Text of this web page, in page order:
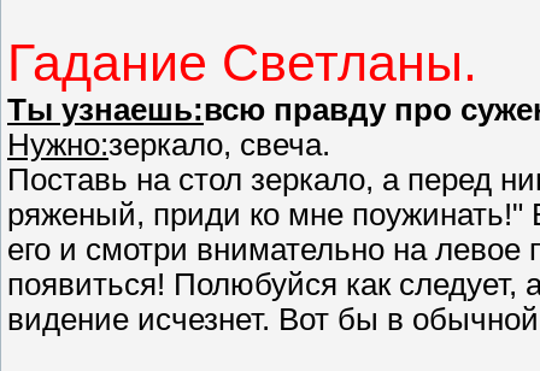
Гадание Светланы.
Ты узнаешь:всю правду про
Нужно:зеркало, свеча.
Поставь на стол зеркало, а перед
ряженый, приди ко мне поужинать!"
его и смотри внимательно на
появиться! Полюбуйся как следует,
видение исчезнет. Вот бы в